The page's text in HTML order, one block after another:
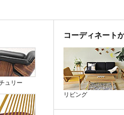
ュリー
コーディネート
リビング